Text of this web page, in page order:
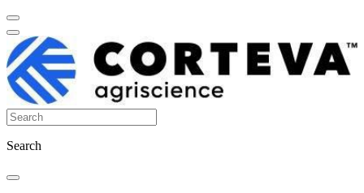
Search